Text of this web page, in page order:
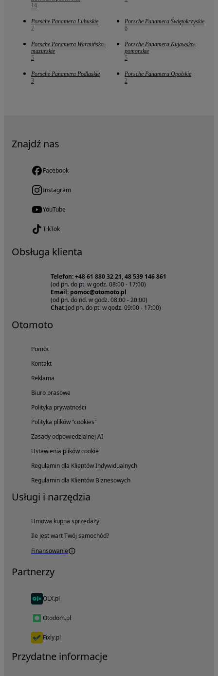
14
Porsche Panamera Lubuskie
7
Porsche Panamera Świętokrzyskie
6
Porsche Panamera Warmińsko-
mazurskie
5
Porsche Panamera Kujawsko-
pomorskie
5
Porsche Panamera Podlaskie
3
Porsche Panamera Opolskie
2
Znajdź nas
Facebook
Instagram
YouTube
TikTok
Obsługa klienta
Telefon: +48 61 880 32 21, 48 539 146 861
(od pn. do pt. w godz. 08:00 - 17:00)
Email: pomoc@otomoto.pl
(od pn. do nd. w godz. 08:00 - 20:00)
Chat:(od pn. do pt. w godz. 09:00 - 17:00)
Otomoto
Pomoc
Kontakt
Reklama
Biuro prasowe
Polityka prywatności
Polityka plików "cookies"
Zasady odpowiedzialnej AI
Ustawienia plików cookie
Regulamin dla Klientów Indywidualnych
Regulamin dla Klientów Biznesowych
Usługi i narzędzia
Umowa kupna sprzedaży
Ile jest wart Twój samochód?
Finansowanie
Partnerzy
OLX.pl
Otodom.pl
Fixly.pl
Przydatne informacje